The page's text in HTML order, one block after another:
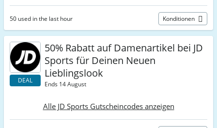
50 used in the last hour Konditionen
DEAL
50% Rabatt auf Damenartikel bei JD
Sports für Deinen Neuen
Lieblingslook
Ends 14 August
Alle JD Sports Gutscheincodes anzeigen